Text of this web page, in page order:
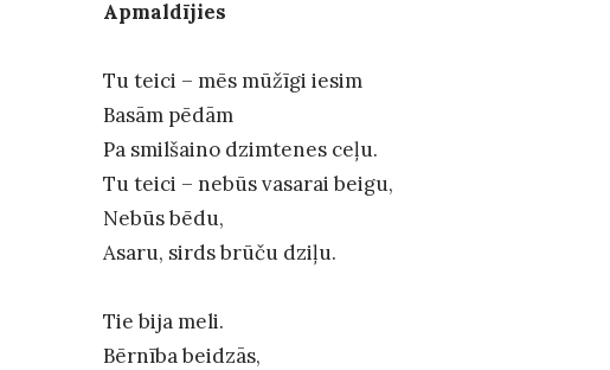
Apmaldījies
Tu teici – mēs mūžīgi iesim
Basām pēdām
Pa smilšaino dzimtenes ceļu.
Tu teici – nebūs vasarai beigu,
Nebūs bēdu,
Asaru, sirds brūču dziļu.
Tie bija meli.
Bērnība beidzās,